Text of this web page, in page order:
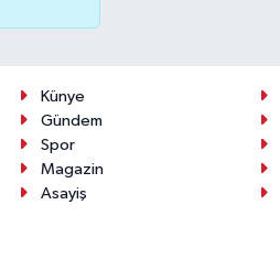
Künye
Gündem
Spor
Magazin
Asayiş